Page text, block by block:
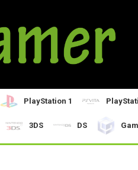
PlayStation 1
3DS DS